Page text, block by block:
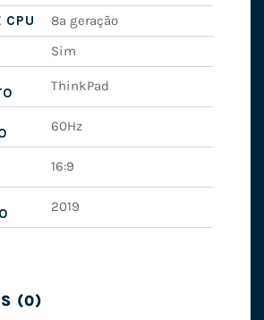
CPU
8ª geração
Sim
ThinkPad
60Hz
16:9
2019
(0)